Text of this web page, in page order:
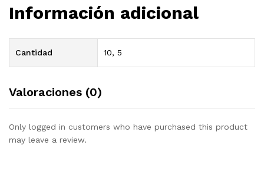
Información adicional
Cantidad 10, 5
Valoraciones (0)
Only logged in customers who have purchased this product
may leave a review.